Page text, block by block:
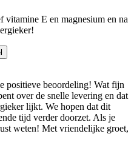
vitamine E en magnesium en na
positieve beoordeling! Wat fijn
over de snelle levering en dat
lijkt. We hopen dat dit
tijd verder doorzet. Als je
weten! Met vriendelijke groet,